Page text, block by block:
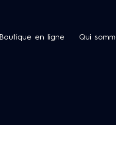
Boutique en ligne Qui